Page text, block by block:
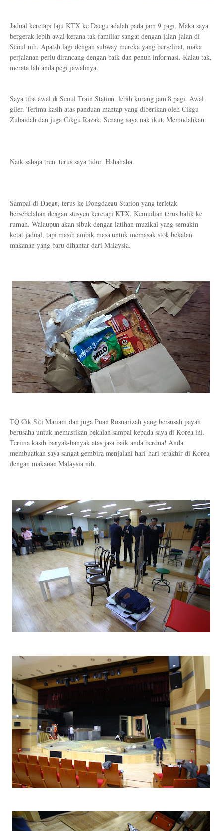
Jadual keretapi laju KTX ke Daegu adalah pada jam 9 pagi. Maka saya
bergerak lebih awal kerana tak familiar sangat dengan jalan-jalan di
Seoul nih. Apatah lagi dengan subway mereka yang berselirat, maka
perjalanan perlu dirancang dengan baik dan penuh informasi. Kalau tak,
merata lah anda pegi jawabnya.
Saya tiba awal di Seoul Train Station, lebih kurang jam 8 pagi. Awal
giler. Terima kasih atas panduan mantap yang diberikan oleh Cikgu
Zubaidah dan juga Cikgu Razak. Senang saya nak ikut. Memudahkan.
Naik sahaja tren, terus saya tidur. Hahahaha.
Sampai di Daegu, terus ke Dongdaegu Station yang terletak
bersebelahan dengan stesyen keretapi KTX. Kemudian terus balik ke
rumah. Walaupun akan sibuk dengan latihan muzikal yang semakin
ketat jadual, tapi masih ambik masa untuk memasak stok bekalan
makanan yang baru dihantar dari Malaysia.
TQ Cik Siti Mariam dan juga Puan Rosnarizah yang bersusah payah
berusaha untuk memastikan bekalan sampai kepada saya di Korea ini.
Terima kasih banyak-banyak atas jasa baik anda berdua! Anda
membuatkan saya sangat gembira menjalani hari-hari terakhir di Korea
dengan makanan Malaysia nih.